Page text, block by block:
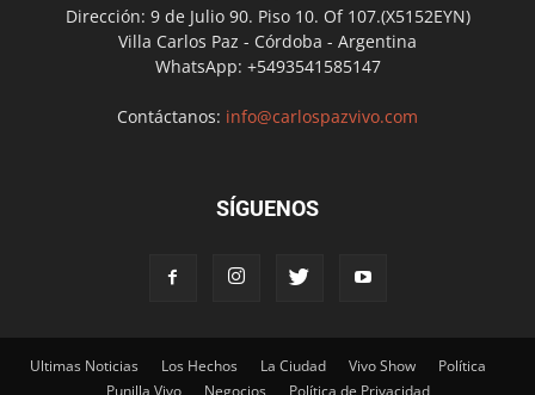
Dirección: 9 de Julio 90. Piso 10. Of 107.(X5152EYN)
Villa Carlos Paz - Córdoba - Argentina
WhatsApp: +5493541585147
Contáctanos: info@carlospazvivo.com
SÍGUENOS
Ultimas Noticias Los Hechos La Ciudad Vivo Show
Política